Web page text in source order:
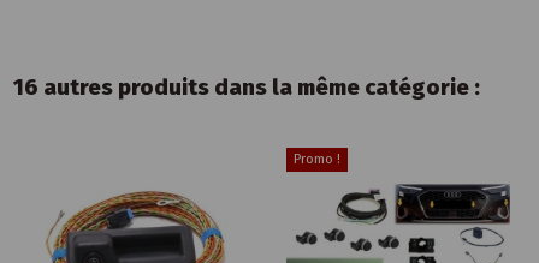
16 autres produits dans la même catégorie :
Promo !